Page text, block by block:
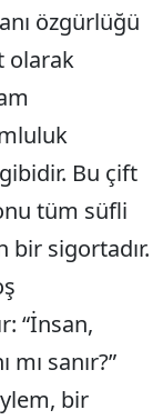
özgürlüğü
olarak
Bu çift
tüm süfli
bir sigortadır.
“İnsan,
mı sanır?”
bir